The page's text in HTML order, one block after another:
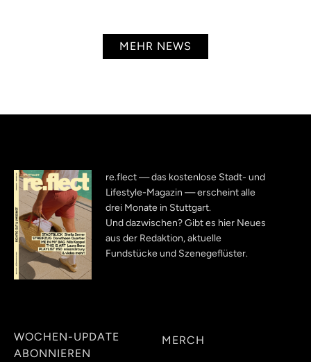
MEHR NEWS
re.flect — das kostenlose Stadt- und
Lifestyle-Magazin — erscheint alle
drei Monate in Stuttgart.
Und dazwischen? Gibt es hier Neues
aus der Redaktion, aktuelle
Fundstücke und Szenegeflüster.
WOCHEN-UPDATE
ABONNIEREN
MERCH